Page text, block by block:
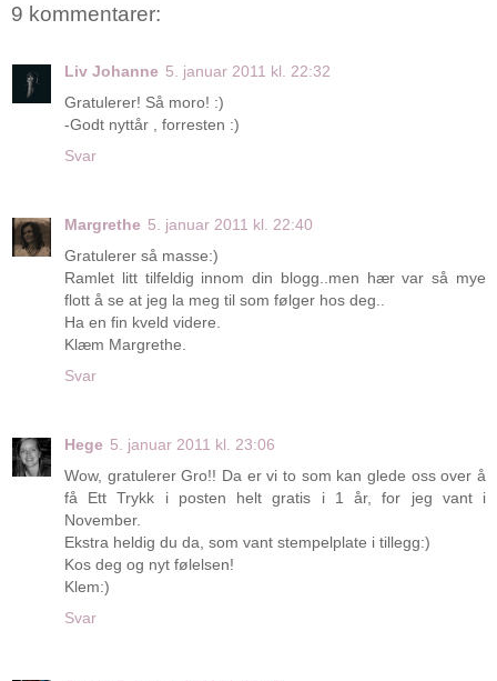
9 kommentarer:
Liv Johanne 5. januar 2011 kl. 22:32
Gratulerer! Så moro! :)
-Godt nyttår , forresten :)
Svar
Margrethe 5. januar 2011 kl. 22:40
Gratulerer så masse:)
Ramlet litt tilfeldig innom din blogg..men hær var så mye
flott å se at jeg la meg til som følger hos deg..
Ha en fin kveld videre.
Klæm Margrethe.
Svar
Hege 5. januar 2011 kl. 23:06
Wow, gratulerer Gro!! Da er vi to som kan glede oss over å
få Ett Trykk i posten helt gratis i 1 år, for jeg vant i
November.
Ekstra heldig du da, som vant stempelplate i tillegg:)
Kos deg og nyt følelsen!
Klem:)
Svar